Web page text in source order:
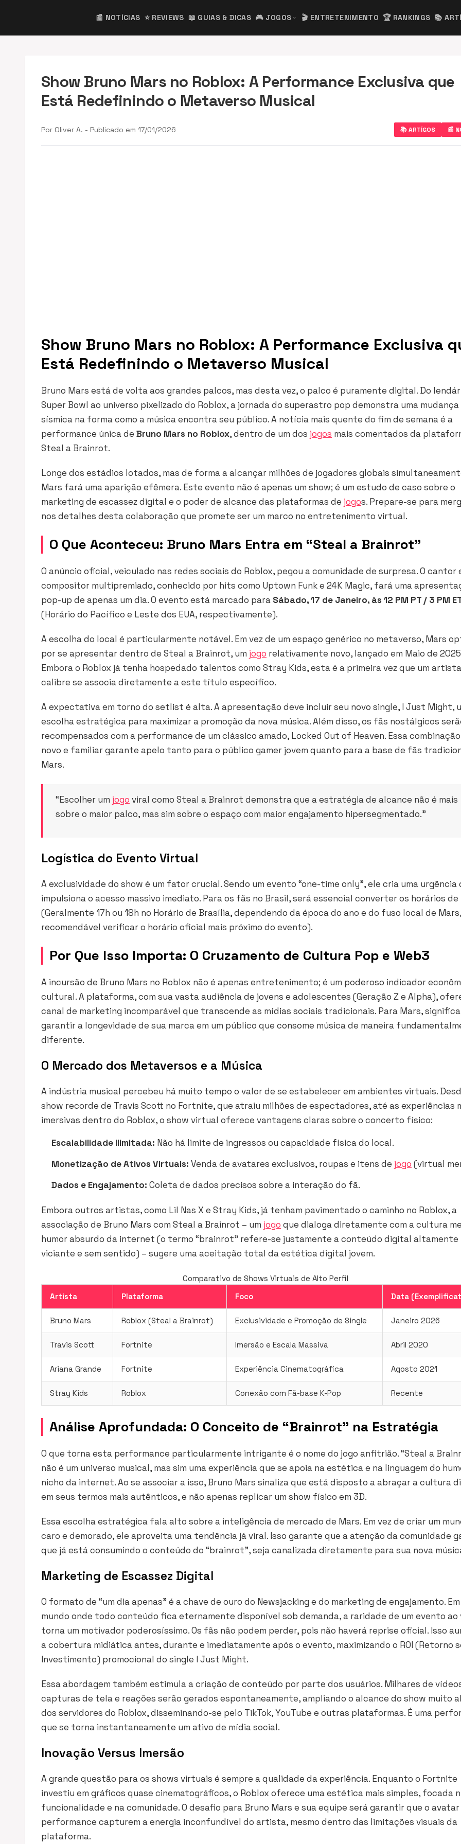
📰 NOTÍCIAS ⭐ REVIEWS 📖 GUIAS & DICAS 🎮 JOGOS expand_more 🎬 ENTRETENIMENTO 🏆 RANKINGS 📚
Show Bruno Mars no Roblox: A Performance Exclusiva que
Está Redefinindo o Metaverso Musical
Por Oliver A. - Publicado em 17/01/2026 📚 ARTÍGOS 📰
Show Bruno Mars no Roblox: A Performance Exclusiva
Está Redefinindo o Metaverso Musical
Bruno Mars está de volta aos grandes palcos, mas desta vez, o palco é puramente digital. Do
Super Bowl ao universo pixelizado do Roblox, a jornada do superastro pop demonstra uma mudança
sísmica na forma como a música encontra seu público. A notícia mais quente do fim de semana é a
performance única de Bruno Mars no Roblox, dentro de um dos jogos mais comentados da
Steal a Brainrot.
Longe dos estádios lotados, mas de forma a alcançar milhões de jogadores globais
Mars fará uma aparição efêmera. Este evento não é apenas um show; é um estudo de caso sobre o
marketing de escassez digital e o poder de alcance das plataformas de jogos. Prepare-se para
nos detalhes desta colaboração que promete ser um marco no entretenimento virtual.
O Que Aconteceu: Bruno Mars Entra em “Steal a Brainrot”
O anúncio oficial, veiculado nas redes sociais do Roblox, pegou a comunidade de surpresa. O cantor
compositor multipremiado, conhecido por hits como Uptown Funke 24K Magic, fará uma
pop-up de apenas um dia. O evento está marcado para Sábado, 17 de Janeiro, às 12 PM PT / 3 PM
(Horário do Pacífico e Leste dos EUA, respectivamente).
A escolha do local é particularmente notável. Em vez de um espaço genérico no metaverso, Mars
por se apresentar dentro de Steal a Brainrot, um jogo relativamente novo, lançado em Maio de
Embora o Roblox já tenha hospedado talentos como Stray Kids, esta é a primeira vez que um
calibre se associa diretamente a este título específico.
A expectativa em torno do setlist é alta. A apresentação deve incluir seu novo single, I Just Might,
escolha estratégica para maximizar a promoção da nova música. Além disso, os fãs nostálgicos
recompensados com a performance de um clássico amado, Locked Out of Heaven. Essa
novo e familiar garante apelo tanto para o público gamer jovem quanto para a base de fãs
Mars.
“Escolher um jogo viral como Steal a Brainrot demonstra que a estratégia de alcance não é mais
sobre o maior palco, mas sim sobre o espaço com maior engajamento hipersegmentado.”
Logística do Evento Virtual
A exclusividade do show é um fator crucial. Sendo um evento “one-time only”, ele cria uma urgência
impulsiona o acesso massivo imediato. Para os fãs no Brasil, será essencial converter os horários
(Geralmente 17h ou 18h no Horário de Brasília, dependendo da época do ano e do fuso local de
recomendável verificar o horário oficial mais próximo do evento).
Por Que Isso Importa: O Cruzamento de Cultura Pop e Web3
A incursão de Bruno Mars no Roblox não é apenas entretenimento; é um poderoso indicador
cultural. A plataforma, com sua vasta audiência de jovens e adolescentes (Geração Z e Alpha),
canal de marketing incomparável que transcende as mídias sociais tradicionais. Para Mars, significa
garantir a longevidade de sua marca em um público que consome música de maneira
diferente.
O Mercado dos Metaversos e a Música
A indústria musical percebeu há muito tempo o valor de se estabelecer em ambientes virtuais.
show recorde de Travis Scott no Fortnite, que atraiu milhões de espectadores, até as experiências
imersivas dentro do Roblox, o show virtual oferece vantagens claras sobre o concerto físico:
Escalabilidade Ilimitada: Não há limite de ingressos ou capacidade física do local.
Monetização de Ativos Virtuais: Venda de avatares exclusivos, roupas e itens de jogo (virtual
Dados e Engajamento: Coleta de dados precisos sobre a interação do fã.
Embora outros artistas, como Lil Nas X e Stray Kids, já tenham pavimentado o caminho no Roblox, a
associação de Bruno Mars com Steal a Brainrot – um jogo que dialoga diretamente com a cultura
humor absurdo da internet (o termo “brainrot” refere-se justamente a conteúdo digital altamente
viciante e sem sentido) – sugere uma aceitação total da estética digital jovem.
Comparativo de Shows Virtuais de Alto Perfil
Artista
Plataforma Foco Data
Bruno Mars Roblox (Steal a Brainrot) Exclusividade e Promoção de Single Janeiro 2026
Travis Scott Fortnite Imersão e Escala Massiva Abril 2020
Ariana Grande Fortnite Experiência Cinematográfica Agosto 2021
Stray Kids Roblox Conexão com Fã-base K-Pop Recente
Análise Aprofundada: O Conceito de “Brainrot” na Estratégia
O que torna esta performance particularmente intrigante é o nome do jogo anfitrião. “Steal a
não é um universo musical, mas sim uma experiência que se apoia na estética e na linguagem do
nicho da internet. Ao se associar a isso, Bruno Mars sinaliza que está disposto a abraçar a cultura
em seus termos mais autênticos, e não apenas replicar um show físico em 3D.
Essa escolha estratégica fala alto sobre a inteligência de mercado de Mars. Em vez de criar um
caro e demorado, ele aproveita uma tendência já viral. Isso garante que a atenção da comunidade
que já está consumindo o conteúdo do “brainrot”, seja canalizada diretamente para sua nova
Marketing de Escassez Digital
O formato de “um dia apenas” é a chave de ouro do Newsjacking e do marketing de engajamento. Em
mundo onde todo conteúdo fica eternamente disponível sob demanda, a raridade de um evento ao
torna um motivador poderosíssimo. Os fãs não podem perder, pois não haverá reprise oficial. Isso
a cobertura midiática antes, durante e imediatamente após o evento, maximizando o ROI (Retorno
Investimento) promocional do single I Just Might.
Essa abordagem também estimula a criação de conteúdo por parte dos usuários. Milhares de
capturas de tela e reações serão gerados espontaneamente, ampliando o alcance do show muito
dos servidores do Roblox, disseminando-se pelo TikTok, YouTube e outras plataformas. É uma
que se torna instantaneamente um ativo de mídia social.
Inovação Versus Imersão
A grande questão para os shows virtuais é sempre a qualidade da experiência. Enquanto o Fortnite
investiu em gráficos quase cinematográficos, o Roblox oferece uma estética mais simples, focada
funcionalidade e na comunidade. O desafio para Bruno Mars e sua equipe será garantir que o avatar
performance capturem a energia inconfundível do artista, mesmo dentro das limitações visuais da
plataforma.